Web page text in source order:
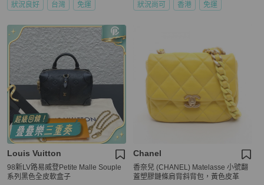
狀況良好 台灣 免運 狀況尚可 香港 免運
Louis Vuitton
98新LV路易威登Petite Malle Souple
系列黑色全皮軟盒子
Chanel
香奈兒 (CHANEL) Matelasse 小號翻
蓋塑膠鏈條肩背斜背包，黃色皮革